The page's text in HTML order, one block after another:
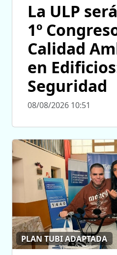
La ULP
1º
Calidad
en
Seguridad
08/08/2026 10:51
PLAN TUBI ADAPTADA